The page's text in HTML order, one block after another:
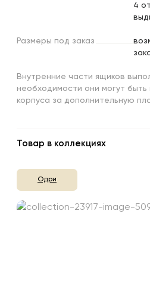
4
Размеры под заказ
Внутренние части ящиков
необходимости они могут
корпуса за дополнительную
Товар в коллекциях
Одри